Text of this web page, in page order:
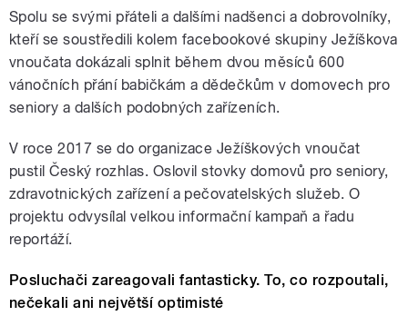
Spolu se svými přáteli a dalšími nadšenci a dobrovolníky,
kteří se soustředili kolem facebookové skupiny Ježíškova
vnoučata dokázali splnit během dvou měsíců 600
vánočních přání babičkám a dědečkům v domovech pro
seniory a dalších podobných zařízeních.
V roce 2017 se do organizace Ježíškových vnoučat
pustil Český rozhlas. Oslovil stovky domovů pro seniory,
zdravotnických zařízení a pečovatelských služeb. O
projektu odvysílal velkou informační kampaň a řadu
reportáží.
Posluchači zareagovali fantasticky. To, co rozpoutali,
nečekali ani největší optimisté